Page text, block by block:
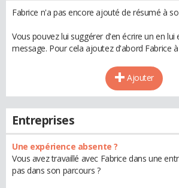
Fabrice n'a pas encore ajouté de résumé à
Vous pouvez lui suggérer d'en écrire un en lui
message. Pour cela ajoutez d'abord Fabrice
Ajouter
Entreprises
Une expérience absente ?
Vous avez travaillé avec Fabrice dans une
pas dans son parcours ?